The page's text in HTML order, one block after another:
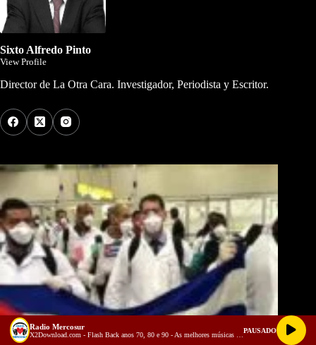
Sixto Alfredo Pinto
View Profile
Director de La Otra Cara. Investigador, Periodista y Escritor.
Radio Mercosur PAUSADO